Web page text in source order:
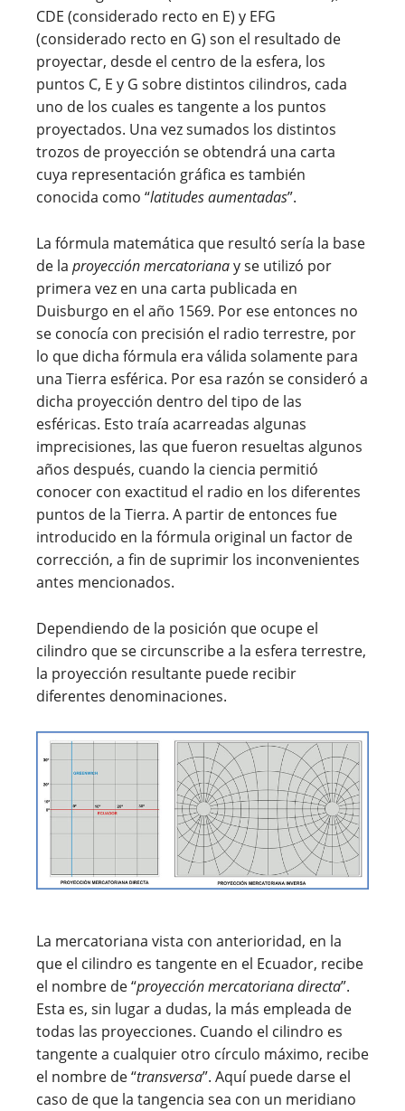
CDE (considerado recto en E) y EFG
(considerado recto en G) son el resultado de
proyectar, desde el centro de la esfera, los
puntos C, E y G sobre distintos cilindros, cada
uno de los cuales es tangente a los puntos
proyectados. Una vez sumados los distintos
trozos de proyección se obtendrá una carta
cuya representación gráfica es también
conocida como “latitudes aumentadas”.
La fórmula matemática que resultó sería la base
de la proyección mercatorianay se utilizó por
primera vez en una carta publicada en
Duisburgo en el año 1569. Por ese entonces no
se conocía con precisión el radio terrestre, por
lo que dicha fórmula era válida solamente para
una Tierra esférica. Por esa razón se consideró a
dicha proyección dentro del tipo de las
esféricas. Esto traía acarreadas algunas
imprecisiones, las que fueron resueltas algunos
años después, cuando la ciencia permitió
conocer con exactitud el radio en los diferentes
puntos de la Tierra. A partir de entonces fue
introducido en la fórmula original un factor de
corrección, a fin de suprimir los inconvenientes
antes mencionados.
Dependiendo de la posición que ocupe el
cilindro que se circunscribe a la esfera terrestre,
la proyección resultante puede recibir
diferentes denominaciones.
La mercatoriana vista con anterioridad, en la
que el cilindro es tangente en el Ecuador, recibe
el nombre de “proyección mercatoriana directa”.
Esta es, sin lugar a dudas, la más empleada de
todas las proyecciones. Cuando el cilindro es
tangente a cualquier otro círculo máximo, recibe
el nombre de “transversa”. Aquí puede darse el
caso de que la tangencia sea con un meridiano